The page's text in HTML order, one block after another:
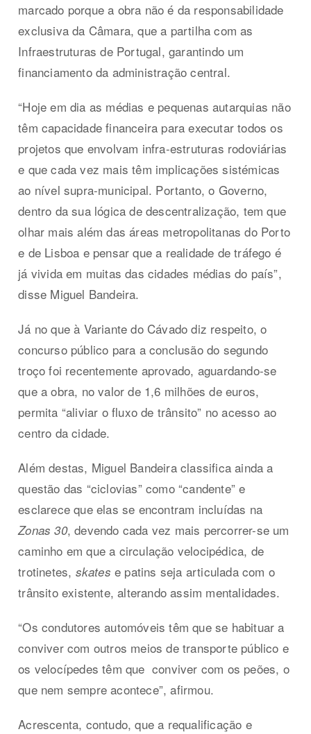
marcado porque a obra não é da responsabilidade
exclusiva da Câmara, que a partilha com as
Infraestruturas de Portugal, garantindo um
financiamento da administração central.
“Hoje em dia as médias e pequenas autarquias não
têm capacidade financeira para executar todos os
projetos que envolvam infra-estruturas rodoviárias
e que cada vez mais têm implicações sistémicas
ao nível supra-municipal. Portanto, o Governo,
dentro da sua lógica de descentralização, tem que
olhar mais além das áreas metropolitanas do Porto
e de Lisboa e pensar que a realidade de tráfego é
já vivida em muitas das cidades médias do país”,
disse Miguel Bandeira.
Já no que à Variante do Cávado diz respeito, o
concurso público para a conclusão do segundo
troço foi recentemente aprovado, aguardando-se
que a obra, no valor de 1,6 milhões de euros,
permita “aliviar o fluxo de trânsito” no acesso ao
centro da cidade.
Além destas, Miguel Bandeira classifica ainda a
questão das “ciclovias” como “candente” e
esclarece que elas se encontram incluídas na
Zonas 30, devendo cada vez mais percorrer-se um
caminho em que a circulação velocipédica, de
trotinetes, skates e patins seja articulada com o
trânsito existente, alterando assim mentalidades.
“Os condutores automóveis têm que se habituar a
conviver com outros meios de transporte público e
os velocípedes têm que conviver com os peões, o
que nem sempre acontece”, afirmou.
Acrescenta, contudo, que a requalificação e